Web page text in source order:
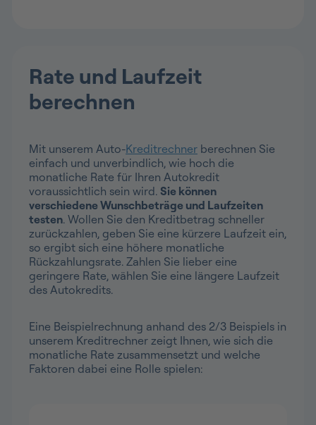
Rate und Laufzeit
berechnen
Mit unserem Auto-Kreditrechner berechnen Sie
einfach und unverbindlich, wie hoch die
monatliche Rate für Ihren Autokredit
voraussichtlich sein wird. Sie können
verschiedene Wunschbeträge und Laufzeiten
testen. Wollen Sie den Kreditbetrag schneller
zurückzahlen, geben Sie eine kürzere Laufzeit ein,
so ergibt sich eine höhere monatliche
Rückzahlungsrate. Zahlen Sie lieber eine
geringere Rate, wählen Sie eine längere Laufzeit
des Autokredits.
Eine Beispielrechnung anhand des 2/3 Beispiels in
unserem Kreditrechner zeigt Ihnen, wie sich die
monatliche Rate zusammensetzt und welche
Faktoren dabei eine Rolle spielen: